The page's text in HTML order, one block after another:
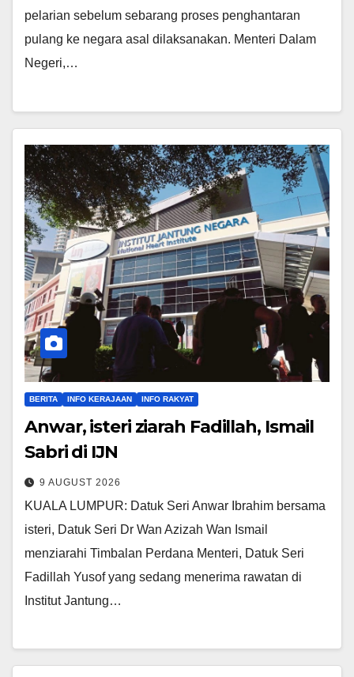
pelarian sebelum sebarang proses penghantaran
pulang ke negara asal dilaksanakan. Menteri Dalam
Negeri,…
BERITA INFO KERAJAAN INFO RAKYAT
Anwar, isteri ziarah Fadillah, Ismail
Sabri di IJN
9 AUGUST 2026
KUALA LUMPUR: Datuk Seri Anwar Ibrahim bersama
isteri, Datuk Seri Dr Wan Azizah Wan Ismail
menziarahi Timbalan Perdana Menteri, Datuk Seri
Fadillah Yusof yang sedang menerima rawatan di
Institut Jantung…